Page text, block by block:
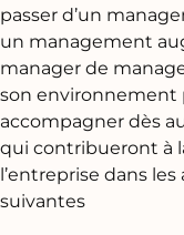
passer d’un
un management
manager de
son environnement
accompagner dès
qui contribueront à
l’entreprise dans les
suivantes